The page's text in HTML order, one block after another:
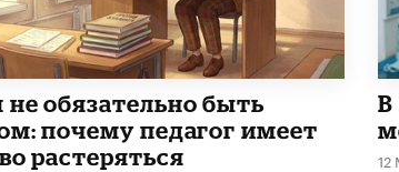
не обязательно быть
почему педагог имеет
растеряться
В
12